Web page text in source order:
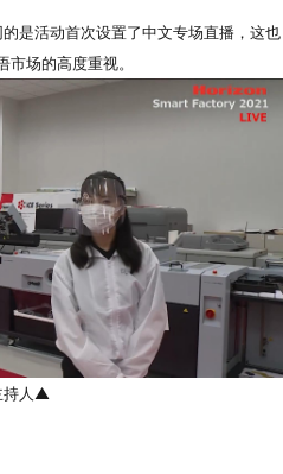
是活动首次设置了中文专场直播，这也
场的高度重视。
持人▲